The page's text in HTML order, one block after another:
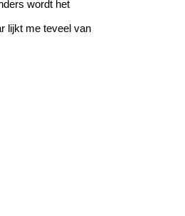
wordt het
lijkt me teveel van